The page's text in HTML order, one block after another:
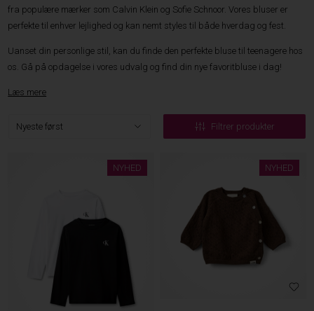
fra populære mærker som Calvin Klein og Sofie Schnoor. Vores bluser er
perfekte til enhver lejlighed og kan nemt styles til både hverdag og fest.
Uanset din personlige stil, kan du finde den perfekte bluse til teenagere hos
os. Gå på opdagelse i vores udvalg og find din nye favoritbluse i dag!
Læs mere
Filtrer produkter
NYHED NYHED